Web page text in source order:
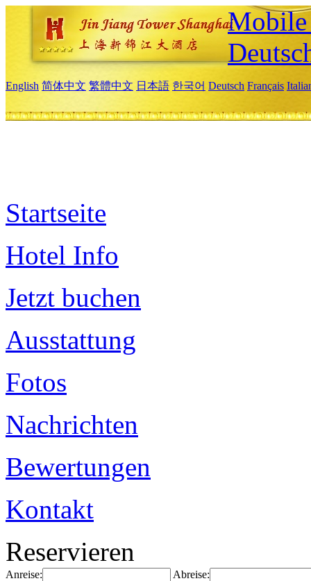
Mobile
English 简体中文 繁體中文 日本語 한국어 Deutsch Français
Startseite
Hotel Info
Jetzt buchen
Ausstattung
Fotos
Nachrichten
Bewertungen
Kontakt
Reservieren
Anreise: Abreise: